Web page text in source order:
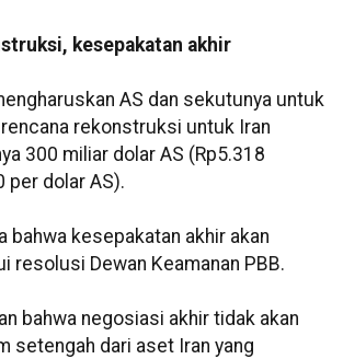
kesepakatan akhir
AS dan sekutunya untuk
rekonstruksi untuk Iran
300 miliar dolar AS (Rp5.318
per dolar AS).
bahwa kesepakatan akhir akan
resolusi Dewan Keamanan PBB.
bahwa negosiasi akhir tidak akan
setengah dari aset Iran yang